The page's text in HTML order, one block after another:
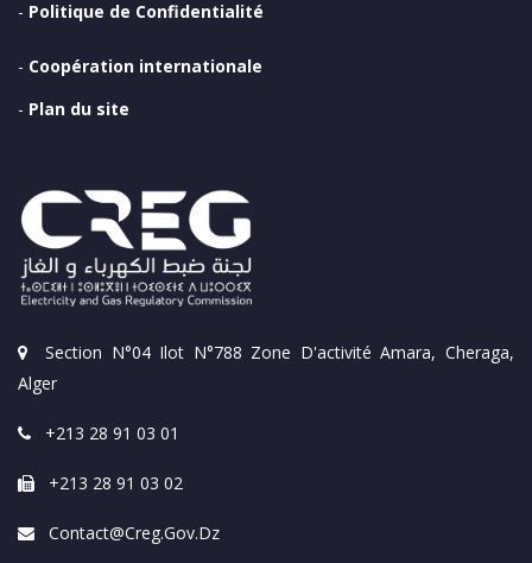
Section N°04 Ilot N°788 Zone D'activité Amara, Cheraga,
Alger
+213 28 91 03 01
+213 28 91 03 02
Contact@creg.gov.dz
- Politique de Confidentialité
- Coopération internationale
- Plan du site